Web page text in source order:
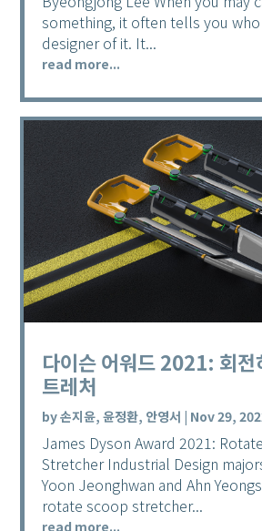
something, it often tells you
designer of it. It...
read more...
다이슨 어워드 2021: 회전
트레처
by손지윤, 윤정환, 안영서 | Nov 29,
James Dyson Award 2021:
Stretcher Industrial Design
Yoon Jeonghwan and Ahn
rotate scoop stretcher...
read more...